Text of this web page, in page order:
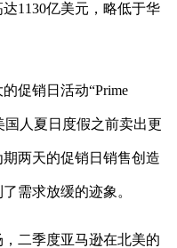
1130亿美元，略低于华
促销日活动“Prime
国人夏日度假之前卖出更
两天的促销日销售创造
需求放缓的迹象。
二季度亚马逊在北美的